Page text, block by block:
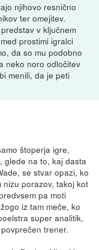
njihovo resnično
ter omejitev.
v ključnem
prostimi igralci
da so mu podobno
neko noro odločitev
menili, da je peti
štoperja igre,
glede na to, kaj dasta
se stvar opazi, ko
nizu porazov, takoj kot
pa moti
iz tam meče, ko
super analitik,
trener.